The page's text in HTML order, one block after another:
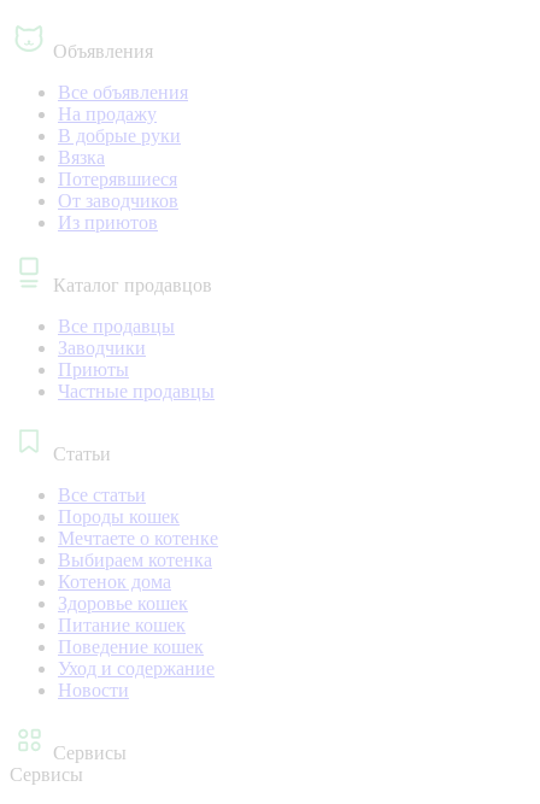
Объявления
Все объявления
На продажу
В добрые руки
Вязка
Потерявшиеся
От заводчиков
Из приютов
Каталог продавцов
Все продавцы
Заводчики
Приюты
Частные продавцы
Статьи
Все статьи
Породы кошек
Мечтаете о котенке
Выбираем котенка
Котенок дома
Здоровье кошек
Питание кошек
Поведение кошек
Уход и содержание
Новости
Сервисы
Сервисы